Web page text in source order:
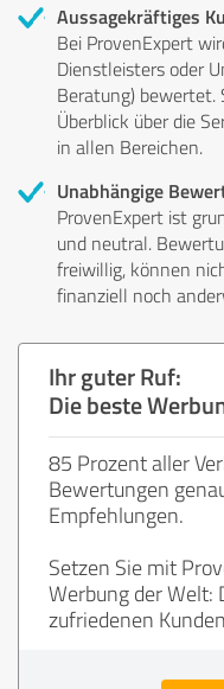
Aussagekräftiges
Bei ProvenExpert
Dienstleisters oder
Beratung) bewertet.
Überblick über die
in allen Bereichen.
Unabhängige
ProvenExpert ist
und neutral.
freiwillig, können
finanziell noch
Ihr guter Ruf:
Die beste
85 Prozent aller
Bewertungen
Empfehlungen.
Setzen Sie mit
Werbung der Welt:
zufriedenen